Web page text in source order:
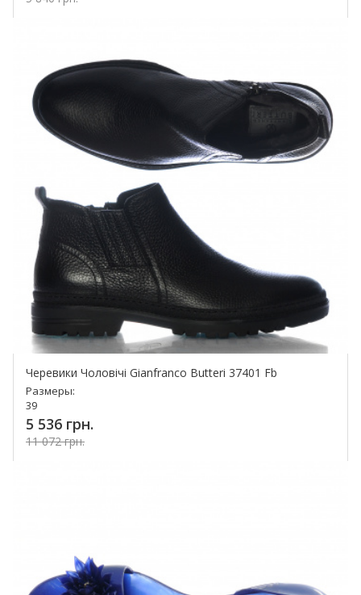
Черевики Чоловічі Gianfranco Butteri 37401 Fb
Размеры:
39
5 536 грн.
11 072 грн.